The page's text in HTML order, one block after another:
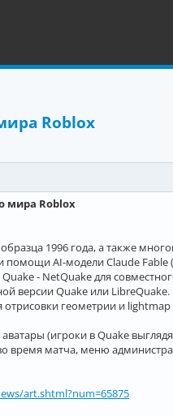
Roblox
мира Roblox
1996 года, а также
AI-модели Claude Fable
- NetQuake для
версии Quake или
геометрии и
(игроки в Quake
время матча, меню
art.shtml?num=65875